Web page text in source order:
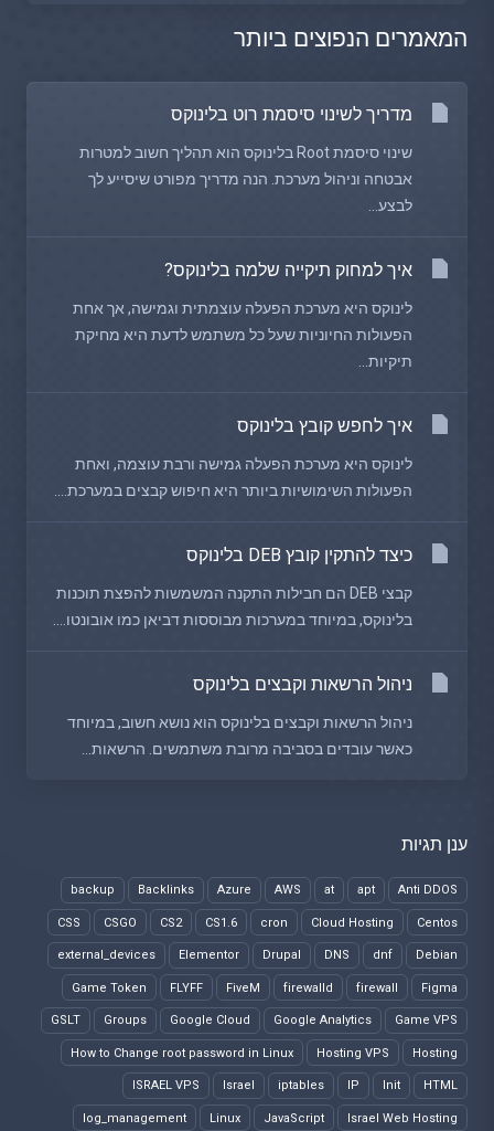
ענן תגיות
Anti DDOS
apt
at
AWS
Azure
Backlinks
backup
Centos
Cloud Hosting
cron
CS1.6
CS2
CSGO
CSS
Debian
dnf
DNS
Drupal
Elementor
external_devices
Figma
firewall
firewalld
FiveM
FLYFF
Game Token
Game VPS
Google Analytics
Google Cloud
Groups
GSLT
Hosting
Hosting VPS
How to Change root password in Linux
HTML
Init
IP
iptables
Israel
ISRAEL VPS
Israel Web Hosting
JavaScript
Linux
log_management
המאמרים הנפוצים ביותר
מדריך לשינוי סיסמת רוט בלינוקס
שינוי סיסמת Root בלינוקס הוא תהליך חשוב למטרות
אבטחה וניהול מערכת. הנה מדריך מפורט שיסייע לך
לבצע...
איך למחוק תיקייה שלמה בלינוקס?
לינוקס היא מערכת הפעלה עוצמתית וגמישה, אך אחת
הפעולות החיוניות שעל כל משתמש לדעת היא מחיקת
תיקיות...
איך לחפש קובץ בלינוקס
לינוקס היא מערכת הפעלה גמישה ורבת עוצמה, ואחת
הפעולות השימושיות ביותר היא חיפוש קבצים במערכת....
כיצד להתקין קובץ DEB בלינוקס
קבצי DEB הם חבילות התקנה המשמשות להפצת תוכנות
בלינוקס, במיוחד במערכות מבוססות דביאן כמו אובונטו....
ניהול הרשאות וקבצים בלינוקס
ניהול הרשאות וקבצים בלינוקס הוא נושא חשוב, במיוחד
כאשר עובדים בסביבה מרובת משתמשים. הרשאות...